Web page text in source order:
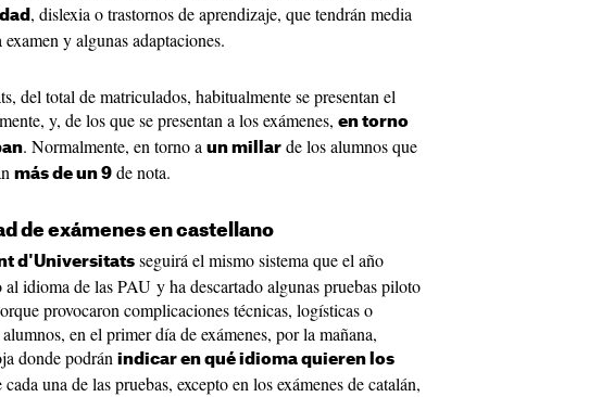
, dislexia o trastornos de aprendizaje, que tendrán media
examen y algunas adaptaciones.
del total de matriculados, habitualmente se presentan el
y, de los que se presentan a los exámenes, en torno
. Normalmente, en torno a un millar de los alumnos que
más de un 9 de nota.
de exámenes en castellano
d'Universitats seguirá el mismo sistema que el año
al idioma de las PAU y ha descartado algunas pruebas piloto
provocaron complicaciones técnicas, logísticas o
en el primer día de exámenes, por la mañana,
donde podrán indicar en qué idioma quieren los
cada una de las pruebas, excepto en los exámenes de catalán,